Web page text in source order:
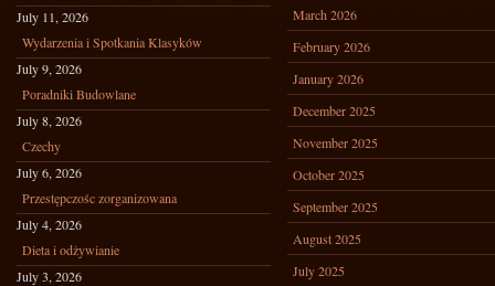
July 11, 2026
Wydarzenia i Spotkania Klasyków
July 9, 2026
Poradniki Budowlane
July 8, 2026
Czechy
July 6, 2026
Przestępczośc zorganizowana
July 4, 2026
Dieta i odżywianie
July 3, 2026
March 2026
February 2026
January 2026
December 2025
November 2025
October 2025
September 2025
August 2025
July 2025